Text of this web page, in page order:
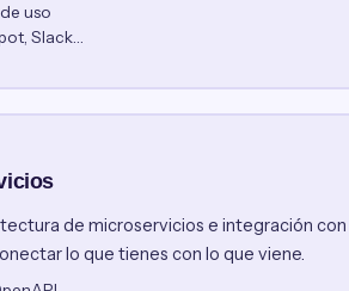
uso
Slack…
de microservicios e integración con
lo que tienes con lo que viene.